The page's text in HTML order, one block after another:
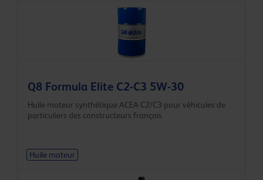
Q8 Formula Elite C2-C3 5W-30
Huile moteur synthétique ACEA C2/C3 pour véhicules de
particuliers des constructeurs français
Huile moteur